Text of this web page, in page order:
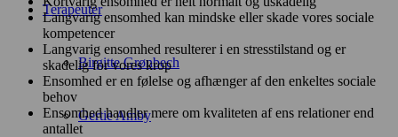
Terapeuter
Birgitte Grønbech
Gertie Amby
Langvarig ensomhed kan mindske eller skade vores sociale
kompetencer
Langvarig ensomhed resulterer i en stresstilstand og er
skadelig for vores krop
Ensomhed er en følelse og afhænger af den enkeltes sociale
behov
Ensomhed handler mere om kvaliteten af ens relationer end
antallet